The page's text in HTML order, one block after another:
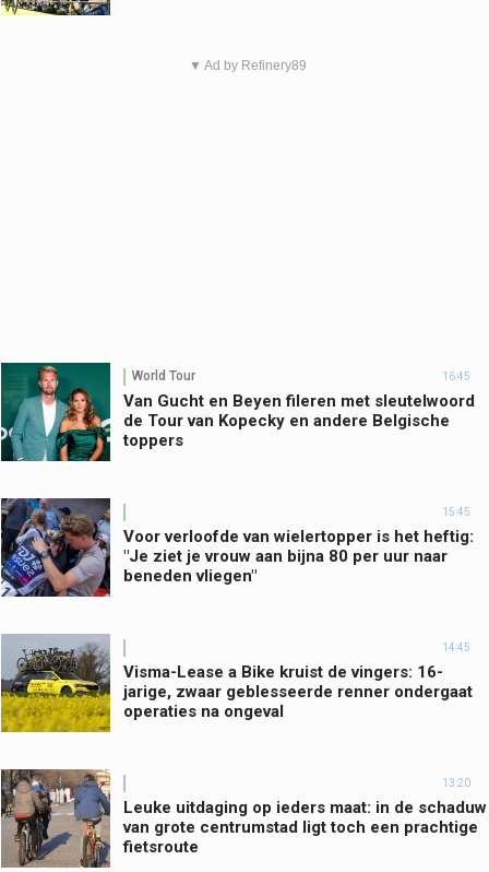
▼ Ad by Refinery89
World Tour 16:45
Van Gucht en Beyen fileren met sleutelwoord
de Tour van Kopecky en andere Belgische
toppers
15:45
Voor verloofde van wielertopper is het heftig:
"Je ziet je vrouw aan bijna 80 per uur naar
beneden vliegen"
14:45
Visma-Lease a Bike kruist de vingers: 16-
jarige, zwaar geblesseerde renner ondergaat
operaties na ongeval
13:20
Leuke uitdaging op ieders maat: in de schaduw
van grote centrumstad ligt toch een prachtige
fietsroute